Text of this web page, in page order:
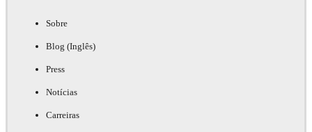
Sobre
Blog (Inglês)
Press
Notícias
Carreiras